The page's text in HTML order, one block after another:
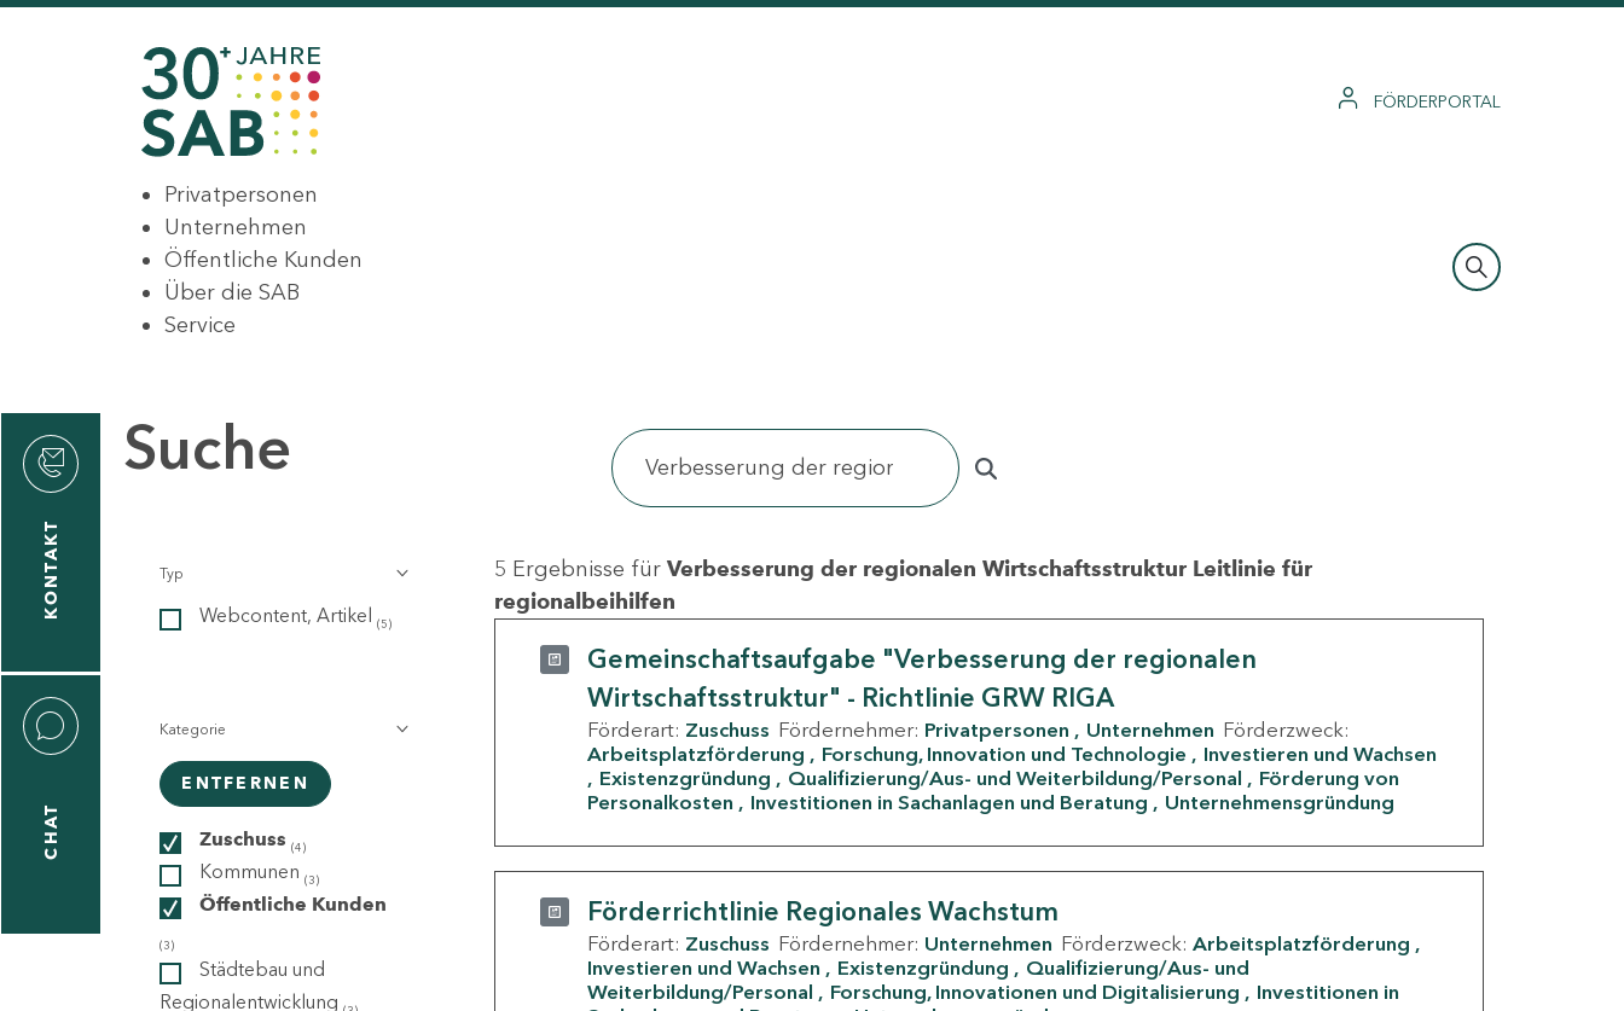
FÖRDERPORTAL
Privatpersonen
Unternehmen
Öffentliche Kunden
Über die SAB
Service
KONTAKT
CHAT
Suche
Typ
Webcontent, Artikel (5)
Kategorie
ENTFERNEN
Zuschuss (4)
Kommunen (3)
Öffentliche Kunden
(3)
Städtebau und
Regionalentwicklung
5 Ergebnisse für Verbesserung der regionalen Wirtschaftsstruktur Leitlinie für
regionalbeihilfen
Gemeinschaftsaufgabe "Verbesserung der regionalen
Wirtschaftsstruktur" - Richtlinie GRW RIGA
Förderart: Zuschuss Fördernehmer: Privatpersonen Unternehmen Förderzweck:
Arbeitsplatzförderung
Forschung, Innovation und Technologie
Investieren und Wachsen
Existenzgründung
Qualifizierung/Aus- und Weiterbildung/Personal
Förderung von
Personalkosten
Investitionen in Sachanlagen und Beratung Unternehmensgründung
Förderrichtlinie Regionales Wachstum
Förderart: Zuschuss Fördernehmer: Unternehmen Förderzweck: Arbeitsplatzförderung
Investieren und Wachsen
Existenzgründung
Qualifizierung/Aus- und
Weiterbildung/Personal
Forschung, Innovationen und Digitalisierung
Investitionen in